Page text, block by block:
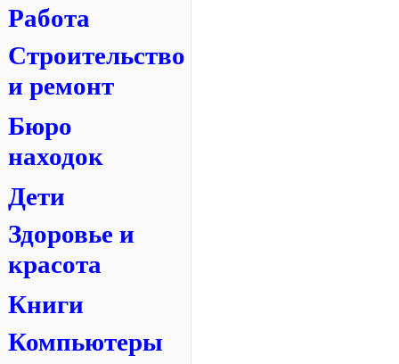
Работа
Строительство
и ремонт
Бюро
находок
Дети
Здоровье и
красота
Книги
Компьютеры